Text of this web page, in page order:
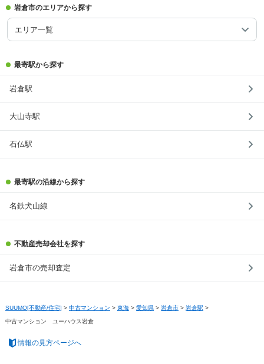
岩倉市のエリアから探す
エリア一覧
最寄駅から探す
岩倉駅
大山寺駅
石仏駅
最寄駅の沿線から探す
名鉄犬山線
不動産売却会社を探す
岩倉市の売却査定
SUUMO[不動産/住宅] > 中古マンション > 東海 > 愛知県 > 岩倉市 > 岩倉駅 >
中古マンション ユーハウス岩倉
情報の見方ページへ